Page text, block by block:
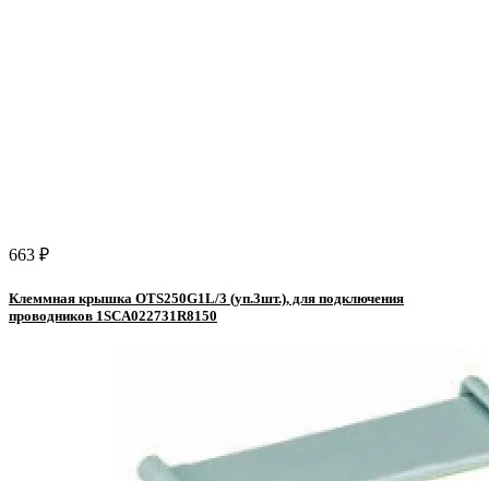
663 ₽
Клеммная крышка OTS250G1L/3 (уп.3шт.), для подключения
проводников 1SCA022731R8150